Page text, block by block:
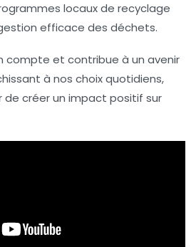
locaux de recyclage
efficace des déchets.
et contribue à un avenir
à nos choix quotidiens,
de créer un impact positif sur